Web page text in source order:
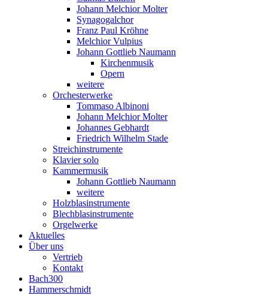
Johann Melchior Molter
Synagogalchor
Franz Paul Kröhne
Melchior Vulpius
Johann Gottlieb Naumann
Kirchenmusik
Opern
weitere
Orchesterwerke
Tommaso Albinoni
Johann Melchior Molter
Johannes Gebhardt
Friedrich Wilhelm Stade
Streichinstrumente
Klavier solo
Kammermusik
Johann Gottlieb Naumann
weitere
Holzblasinstrumente
Blechblasinstrumente
Orgelwerke
Aktuelles
Über uns
Vertrieb
Kontakt
Bach300
Hammerschmidt